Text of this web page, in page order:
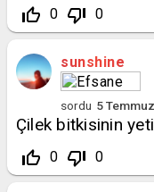
thumb_up_off_alt 0 thumb_down_off_alt 0
sunshine
sordu 5
Çilek bitkisinin
thumb_up_off_alt 0 thumb_down_off_alt 0